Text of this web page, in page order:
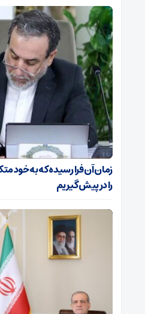
زمان آن فرا رسیده که به خود
را در پیش گیریم